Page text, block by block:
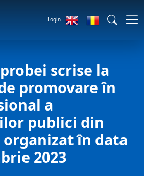
Login
scrise la
promovare în
a
publici din
organizat în data
2023